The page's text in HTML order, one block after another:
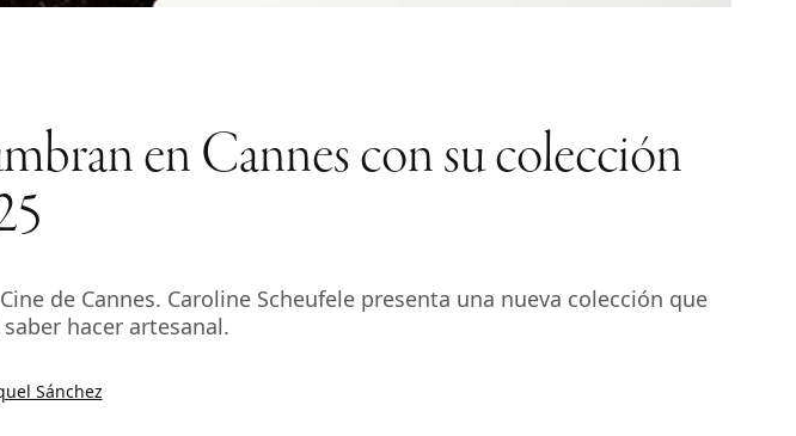
en Cannes con su colección
de Cannes. Caroline Scheufele presenta una nueva colección que
hacer artesanal.
Sánchez